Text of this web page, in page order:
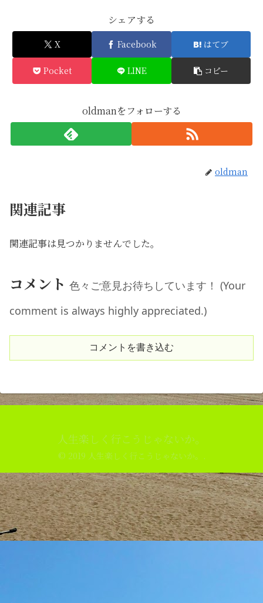
シェアする
X Facebook はてブ
Pocket LINE コピー
oldmanをフォローする
oldman
関連記事
関連記事は見つかりませんでした。
コメント 色々ご意見お待ちしています！ (Your
comment is always highly appreciated.)
コメントを書き込む
人生楽しく行こうじゃないか。
© 2019 人生楽しく行こうじゃないか。.